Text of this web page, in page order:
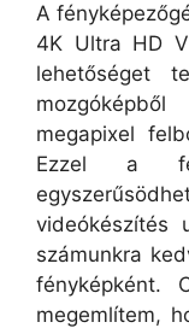
A
4K Ultra HD
lehetőséget
megapixel
Ezzel a
videókészítés
számunkra
fényképként.
megemlítem,